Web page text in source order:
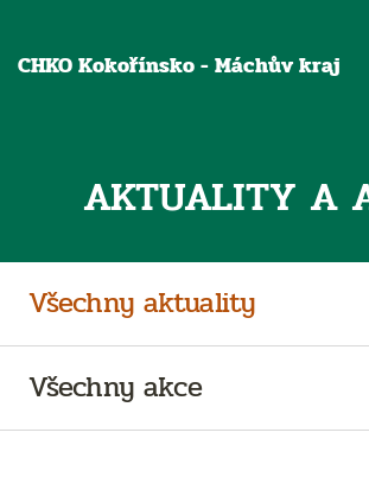
CHKO Kokořínsko - Máchův kraj
AKTUALITY A
Všechny aktuality
Všechny akce